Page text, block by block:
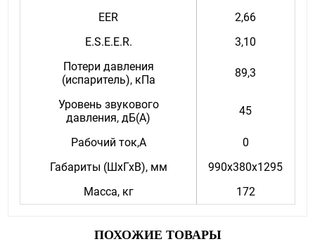
EER
2,66
E.S.E.E.R.
3,10
Потери давления
(испаритель), кПа
89,3
Уровень звукового
давления, дБ(А)
45
Рабочий ток,А
0
Габариты (ШхГхВ), мм
990х380х1295
Масса, кг
172
ПОХОЖИЕ ТОВАРЫ